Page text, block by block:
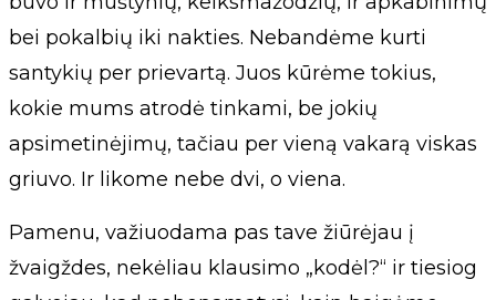
bei pokalbių iki nakties. Nebandėme kurti
santykių per prievartą. Juos kūrėme tokius,
kokie mums atrodė tinkami, be jokių
apsimetinėjimų, tačiau per vieną vakarą viskas
griuvo. Ir likome nebe dvi, o viena.
Pamenu, važiuodama pas tave žiūrėjau į
žvaigždes, nekėliau klausimo „kodėl?“ ir tiesiog